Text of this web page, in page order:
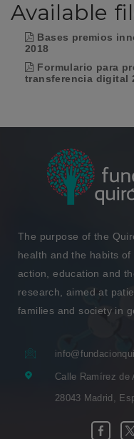
Available
Bases premios
2018
Formulario para
transferencia digital
The purpose of the
health and the habits
action, education and
research, aimed at
families and society in
Calle Ramírez de
28043 Madrid,
Facebook
Link Link